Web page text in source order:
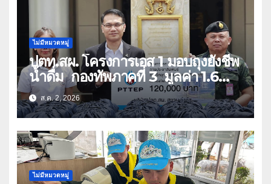
ไม่มีหมวดหมู่
ปตท.สผ. โครงการเอส 1 มอบถุงยังชีพ
น้ำดื่ม กองทัพภาคที่ 3 มูลค่า 1.6
ล้านบาท
ส.ค. 2, 2026
ไม่มีหมวดหมู่